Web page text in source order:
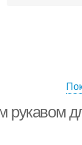
рукавом